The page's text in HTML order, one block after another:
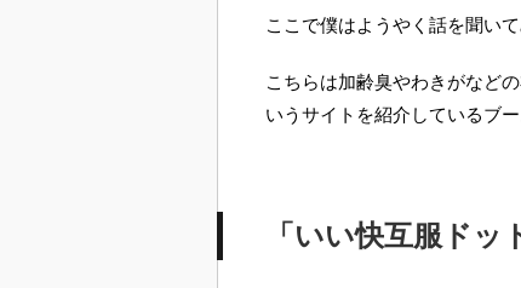
ここで僕はようやく話を聞い
こちらは加齢臭やわきがなど
いうサイトを紹介しているブ
「いい快互服ド